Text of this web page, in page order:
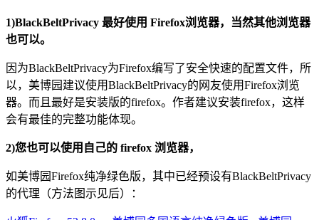
1)BlackBeltPrivacy 最好使用 Firefox浏览器，当然其他浏览器
也可以。
因为BlackBeltPrivacy为Firefox编写了安全快速的配置文件，所
以，美博园建议使用BlackBeltPrivacy的网友使用Firefox浏览
器。而且最好是安装版的firefox。作者建议安装firefox，这样
会有最佳的完整功能体现。
2)您也可以使用自己的 firefox 浏览器，
如美博园Firefox纯净绿色版，其中已经预设有BlackBeltPrivacy
的代理（方法图示见后）：